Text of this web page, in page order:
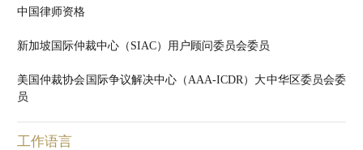
中国律师资格
新加坡国际仲裁中心（SIAC）用户顾问委员会委员
美国仲裁协会国际争议解决中心（AAA-ICDR）大中华区委员会委
员
工作语言